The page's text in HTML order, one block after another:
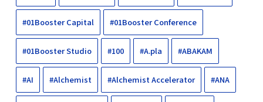
#01Booster Capital #01Booster Conference
#01Booster Studio #100 #A.pla #ABAKAM
#AI #Alchemist #Alchemist Accelerator #ANA